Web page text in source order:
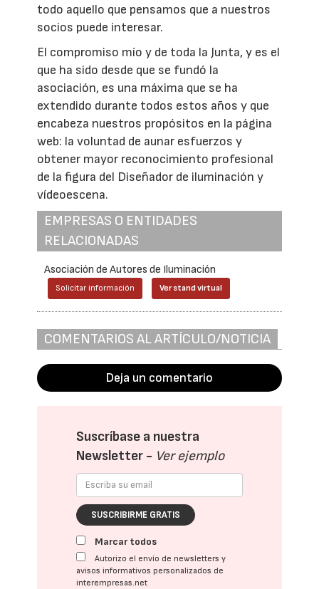
todo aquello que pensamos que a nuestros
socios puede interesar.
El compromiso mío y de toda la Junta, y es el
que ha sido desde que se fundó la
asociación, es una máxima que se ha
extendido durante todos estos años y que
encabeza nuestros propósitos en la página
web: la voluntad de aunar esfuerzos y
obtener mayor reconocimiento profesional
de la figura del Diseñador de iluminación y
vídeoescena.
EMPRESAS O ENTIDADES
RELACIONADAS
Asociación de Autores de Iluminación
Solicitar información Ver stand virtual
COMENTARIOS AL ARTÍCULO/NOTICIA
Deja un comentario
Suscríbase a nuestra
Newsletter - Ver ejemplo
SUSCRIBIRME GRATIS
Marcar todos
Autorizo el envío de newsletters y
avisos informativos personalizados de
interempresas.net